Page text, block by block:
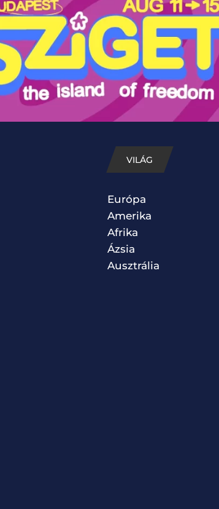
VILÁG
Európa
Amerika
Afrika
Ázsia
Ausztrália